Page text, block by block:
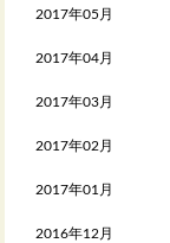
2017年05月
2017年04月
2017年03月
2017年02月
2017年01月
2016年12月